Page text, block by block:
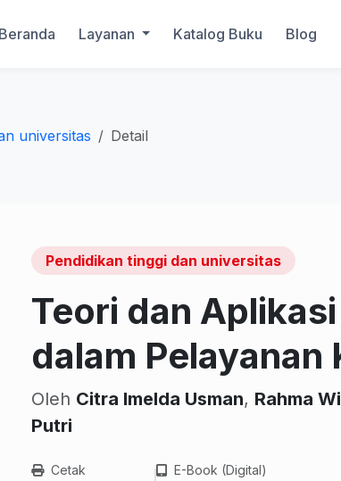
Beranda Layanan Katalog Buku Blog
universitas Detail
Pendidikan tinggi dan universitas
Teori dan
dalam Pelayanan
Oleh Citra Imelda Usman, Rahma
Putri
Cetak E-Book (Digital)